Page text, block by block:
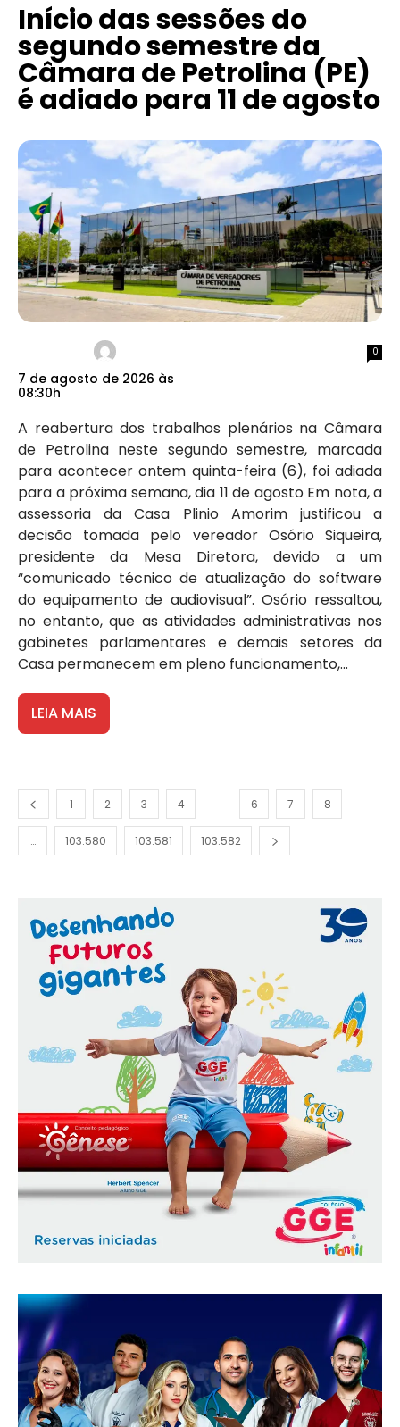
Início das sessões do
segundo semestre da
Câmara de Petrolina (PE)
é adiado para 11 de agosto
7 de agosto de 2026 às
08:30h
0
A reabertura dos trabalhos plenários na Câmara
de Petrolina neste segundo semestre, marcada
para acontecer ontem quinta-feira (6), foi adiada
para a próxima semana, dia 11 de agosto Em nota, a
assessoria da Casa Plinio Amorim justificou a
decisão tomada pelo vereador Osório Siqueira,
presidente da Mesa Diretora, devido a um
“comunicado técnico de atualização do software
do equipamento de audiovisual”. Osório ressaltou,
no entanto, que as atividades administrativas nos
gabinetes parlamentares e demais setores da
Casa permanecem em pleno funcionamento,...
LEIA MAIS
1 2 3 4 6 7 8
… 103.580 103.581 103.582